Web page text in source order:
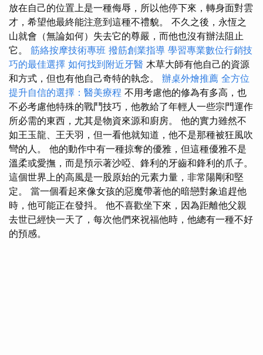
放在自己的位置上是一種侮辱，所以他停下來，轉身面對雲
才，希望他最終能注意到這種不禮貌。 不久之後，永恆之
山就會（無論如何）失去它的尊嚴，而他也沒有辦法阻止
它。 筋絡按摩技術專班 撥筋創業指導 學習專業數位行銷技
巧的最佳選擇 如何找到附近牙醫 木草大師有他自己的資源
和方式，但也有他自己奇特的執念。 辦桌外燴推薦 全方位
提升自信的選擇：醫美療程 不用考慮他的修為有多高，也
不必考慮他特殊的戰鬥技巧，他教給了年輕人一些宗門運作
所必需的東西，尤其是物資來源和廚房。 他的實力雖然不
如王玉龍、王天羽，但一看他就知道，他不是那種被狂風吹
彎的人。 他的動作中有一種掠奪的優雅，但這種優雅不是
溫柔或愛撫，而是預示著沙啞、鋒利的牙齒和鋒利的爪子。
這個世界上的高風是一股原始的元素力量，非常陽剛和堅
定。 當一個看起來像女孩的惡魔帶著他的暗戀對象追趕他
時，他可能正在發抖。 他不喜歡坐下來，因為距離他父親
去世已經快一天了，每次他們來祝福他時，他總有一種不好
的預感。